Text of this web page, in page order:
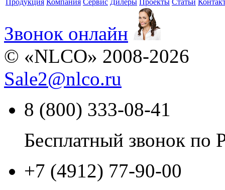
Продукция Компания Сервис Дилеры Проекты Статьи
Звонок онлайн
© «NLCO» 2008-2026
Sale2@nlco.ru
8 (800) 333-08-41
Бесплатный звонок по
+7 (4912) 77-90-00